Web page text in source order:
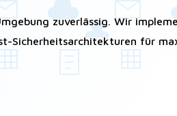
zuverlässig. Wir
Sicherheitsarchitekturen für